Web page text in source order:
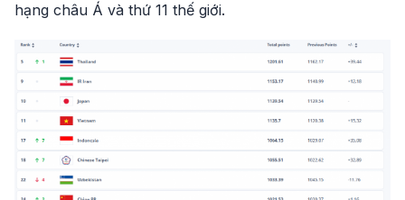
hạng châu Á và thứ 11 thế giới.